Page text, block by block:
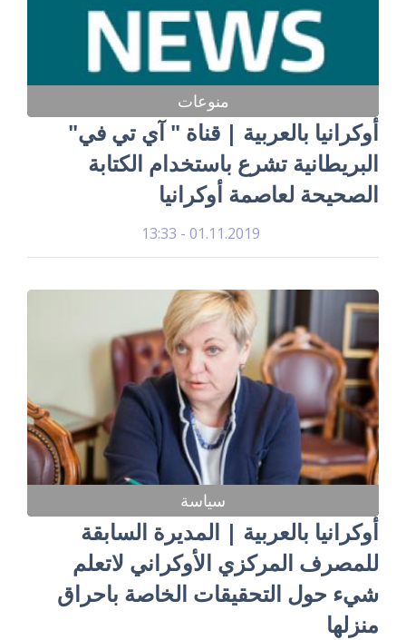
منوعات
أوكرانيا بالعربية | قناة " آي تي في"
البريطانية تشرع باستخدام الكتابة
الصحيحة لعاصمة أوكرانيا
01.11.2019 - 13:33
سياسة
أوكرانيا بالعربية | المديرة السابقة
للمصرف المركزي الأوكراني لاتعلم
شيء حول التحقيقات الخاصة باحراق
منزلها